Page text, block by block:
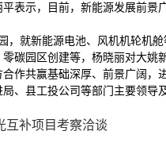
表示，目前，新能源发展前
，就新能源电池、风机机轮机
碳园区创建等，杨晓丽对大
作共赢基础深厚、前景广阔，
、县工投公司等部门主要领导
互补项目考察洽谈